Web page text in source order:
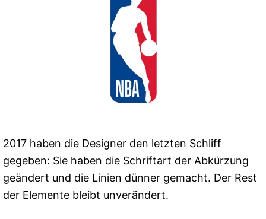
2017 haben die Designer den letzten Schliff
gegeben: Sie haben die Schriftart der Abkürzung
geändert und die Linien dünner gemacht. Der Rest
der Elemente bleibt unverändert.